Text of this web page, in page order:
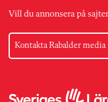
Vill du annonsera på
Kontakta Rabalder media